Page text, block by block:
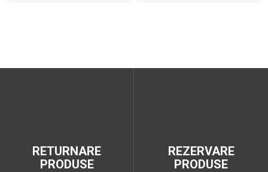
RETURNARE
PRODUSE
REZERVARE
PRODUSE